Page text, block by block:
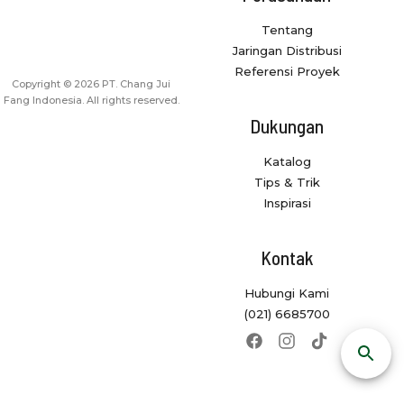
Tentang
Jaringan Distribusi
Referensi Proyek
Dukungan
Katalog
Tips & Trik
Inspirasi
Kontak
Hubungi Kami
(021) 6685700
Copyright © 2026 PT. Chang Jui
Fang Indonesia. All rights reserved.